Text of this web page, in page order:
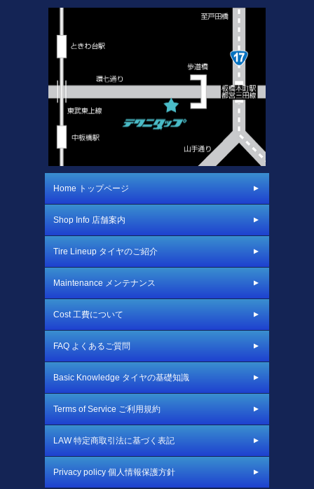
Home トップページ
Shop Info 店舗案内
Tire Lineup タイヤのご紹介
Maintenance メンテナンス
Cost 工費について
FAQ よくあるご質問
Basic Knowledge タイヤの基礎知識
Terms of Service ご利用規約
LAW 特定商取引法に基づく表記
Privacy policy 個人情報保護方針